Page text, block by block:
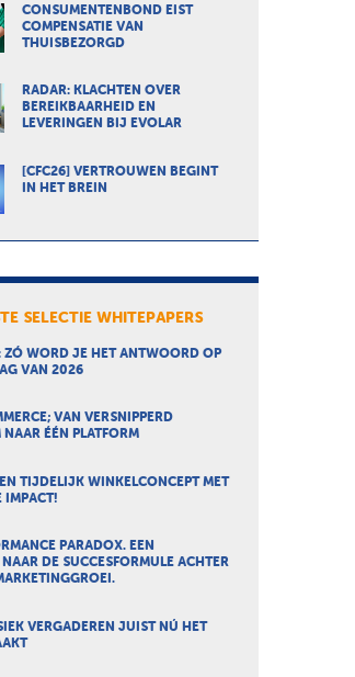
CONSUMENTENBOND EIST
COMPENSATIE VAN
THUISBEZORGD
RADAR: KLACHTEN OVER
BEREIKBAARHEID EN
LEVERINGEN BIJ EVOLAR
[CFC26] VERTROUWEN BEGINT
IN HET BREIN
SELECTIE WHITEPAPERS
ZÓ WORD JE HET ANTWOORD OP
VAN 2026
VAN VERSNIPPERD
NAAR ÉÉN PLATFORM
TIJDELIJK WINKELCONCEPT MET
IMPACT!
PARADOX. EEN
DE SUCCESFORMULE ACHTER
VERGADEREN JUIST NÚ HET